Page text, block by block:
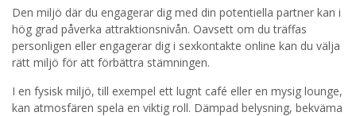
Den miljö där du engagerar dig med din potentiella partner kan i
hög grad påverka attraktionsnivån. Oavsett om du träffas
personligen eller engagerar dig i sexkontakte online kan du välja
rätt miljö för att förbättra stämningen.
I en fysisk miljö, till exempel ett lugnt café eller en mysig lounge,
kan atmosfären spela en viktig roll. Dämpad belysning, bekväma